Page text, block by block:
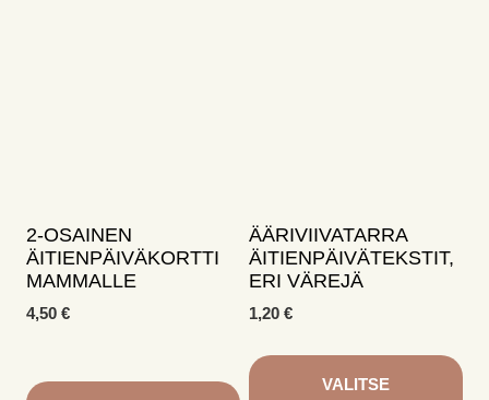
2-OSAINEN
ÄITIENPÄIVÄKORTTI
MAMMALLE
4,50 €
ÄÄRIVIIVATARRA
ÄITIENPÄIVÄTEKSTIT,
ERI VÄREJÄ
1,20 €
VALITSE